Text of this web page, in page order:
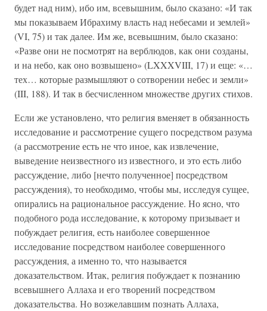
будет над ним), ибо им, всевышним, было сказано: «И так
мы показываем Ибрахиму власть над небесами и землей»
(VI, 75) и так далее. Им же, всевышним, было сказано:
«Разве они не посмотрят на верблюдов, как они созданы,
и на небо, как оно возвышено» (LXXXVIII, 17) и еще: «…
тех… которые размышляют о сотворении небес и земли»
(III, 188). И так в бесчисленном множестве других стихов.
Если же установлено, что религия вменяет в обязанность
исследование и рассмотрение сущего посредством разума
(а рассмотрение есть не что иное, как извлечение,
выведение неизвестного из известного, и это есть либо
рассуждение, либо [нечто полученное] посредством
рассуждения), то необходимо, чтобы мы, исследуя сущее,
опирались на рациональное рассуждение. Но ясно, что
подобного рода исследование, к которому призывает и
побуждает религия, есть наиболее совершенное
исследование посредством наиболее совершенного
рассуждения, а именно то, что называется
доказательством. Итак, религия побуждает к познанию
всевышнего Аллаха и его творений посредством
доказательства. Но возжелавшим познать Аллаха,